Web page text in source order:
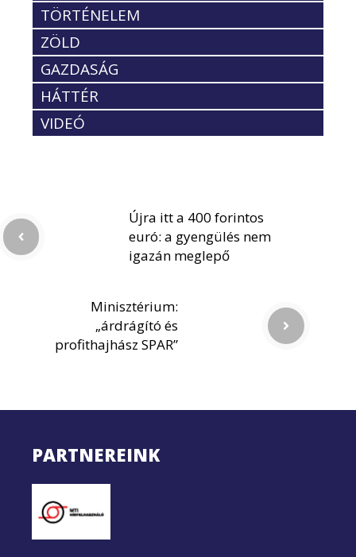
TÖRTÉNELEM
ZÖLD
GAZDASÁG
HÁTTÉR
VIDEÓ
Újra itt a 400 forintos
euró: a gyengülés nem
igazán meglepő
Minisztérium:
„árdrágító és
profithajhász SPAR”
PARTNEREINK